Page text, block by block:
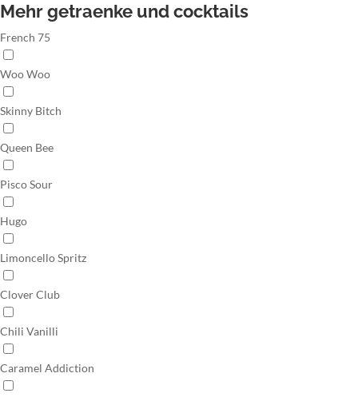
Mehr getraenke und cocktails
French 75
Woo Woo
Skinny Bitch
Queen Bee
Pisco Sour
Hugo
Limoncello Spritz
Clover Club
Chili Vanilli
Caramel Addiction